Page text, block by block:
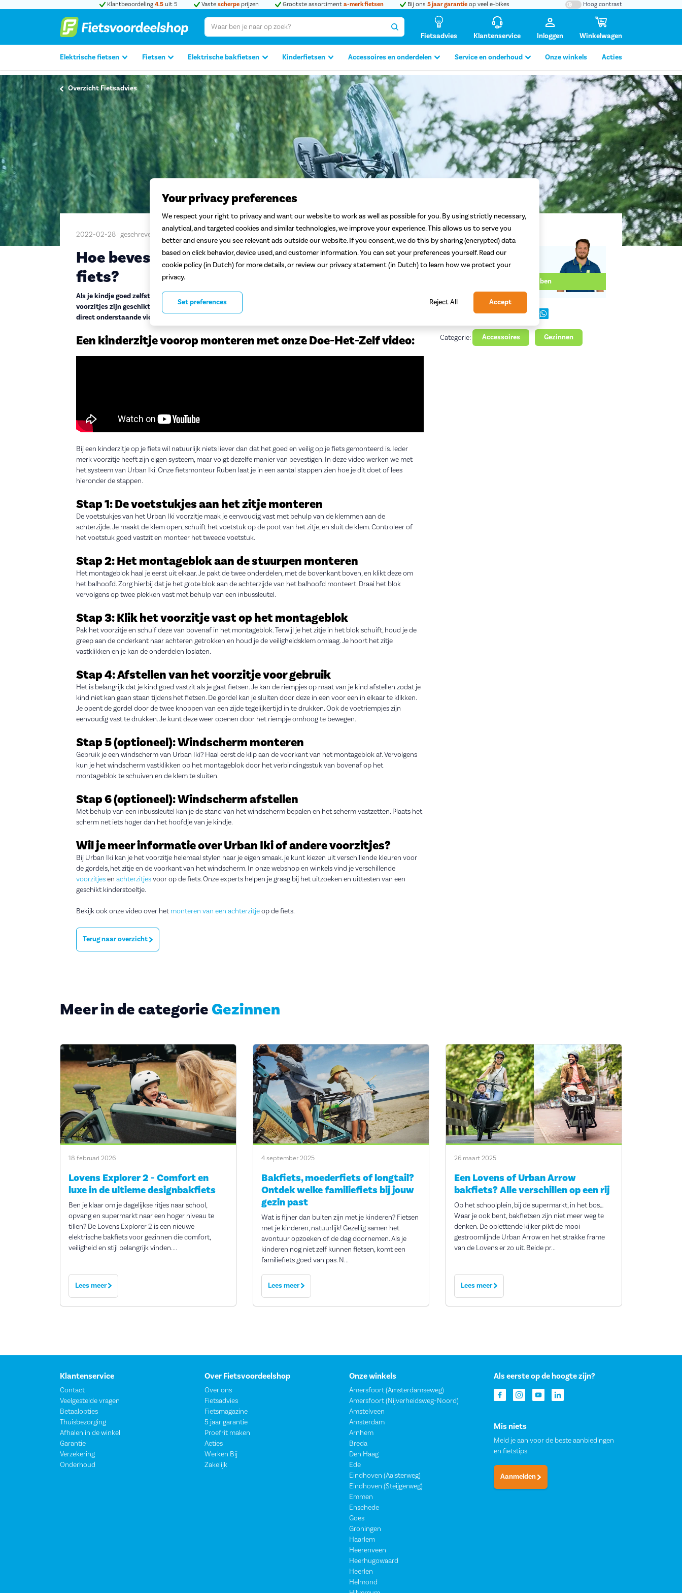
Klantbeoordeling 4.5 uit 5 Vaste scherpe prijzen Grootste assortiment a-merk fietsen Bij ons 5 jaar garantie op veel e-bikes Hoog contrast
Fietsadvies Klantenservice Inloggen Winkelwagen
Elektrische fietsen Fietsen Elektrische bakfietsen Kinderfietsen Accessoires en onderdelen Service en onderhoud Onze winkels Acties
Overzicht Fietsadvies
2022-02-28 · geschreven door Ruben
Hoe bevestig je een fietsstoeltje voorop je
fiets?
Als je kindje goed zelfstandig kan zitten, dan mag je kindje ook mee in een voorzitje op de fiets. De meeste
voorzitjes zijn geschikt voor kinderen van 9 maanden tot 3 jaar (15 kg). Lees hier ons stappenplan of bekijk
direct onderstaande video om gemakkelijk zelf een fietszitje voorop te monteren.
Een kinderzitje voorop monteren met onze Doe-Het-Zelf video:
Bij een kinderzitje op je fiets wil natuurlijk niets liever dan dat het goed en veilig op je fiets gemonteerd is. Ieder
merk voorzitje heeft zijn eigen systeem, maar volgt dezelfe manier van bevestigen. In deze video werken we met
het systeem van Urban Iki. Onze fietsmonteur Ruben laat je in een aantal stappen zien hoe je dit doet of lees
hieronder de stappen.
Stap 1: De voetstukjes aan het zitje monteren
De voetstukjes van het Urban Iki voorzitje maak je eenvoudig vast met behulp van de klemmen aan de
achterzijde. Je maakt de klem open, schuift het voetstuk op de poot van het zitje, en sluit de klem. Controleer of
het voetstuk goed vastzit en monteer het tweede voetstuk.
Stap 2: Het montageblok aan de stuurpen monteren
Het montageblok haal je eerst uit elkaar. Je pakt de twee onderdelen, met de bovenkant boven, en klikt deze om
het balhoofd. Zorg hierbij dat je het grote blok aan de achterzijde van het balhoofd monteert. Draai het blok
vervolgens op twee plekken vast met behulp van een inbussleutel.
Stap 3: Klik het voorzitje vast op het montageblok
Pak het voorzitje en schuif deze van bovenaf in het montageblok. Terwijl je het zitje in het blok schuift, houd je de
greep aan de onderkant naar achteren getrokken en houd je de veiligheidsklem omlaag. Je hoort het zitje
vastklikken en je kan de onderdelen loslaten.
Stap 4: Afstellen van het voorzitje voor gebruik
Het is belangrijk dat je kind goed vastzit als je gaat fietsen. Je kan de riempjes op maat van je kind afstellen zodat je
kind niet kan gaan staan tijdens het fietsen. De gordel kan je sluiten door deze in een voor een in elkaar te klikken.
Je opent de gordel door de twee knoppen van een zijde tegelijkertijd in te drukken. Ook de voetriempjes zijn
eenvoudig vast te drukken. Je kunt deze weer openen door het riempje omhoog te bewegen.
Stap 5 (optioneel): Windscherm monteren
Gebruik je een windscherm van Urban Iki? Haal eerst de klip aan de voorkant van het montageblok af. Vervolgens
kun je het windscherm vastklikken op het montageblok door het verbindingsstuk van bovenaf op het
montageblok te schuiven en de klem te sluiten.
Stap 6 (optioneel): Windscherm afstellen
Met behulp van een inbussleutel kan je de stand van het windscherm bepalen en het scherm vastzetten. Plaats het
scherm net iets hoger dan het hoofdje van je kindje.
Wil je meer informatie over Urban Iki of andere voorzitjes?
Bij Urban Iki kan je het voorzitje helemaal stylen naar je eigen smaak. je kunt kiezen uit verschillende kleuren voor
de gordels, het zitje en de voorkant van het windscherm. In onze webshop en winkels vind je verschillende
voorzitjesen achterzitjesvoor op de fiets. Onze experts helpen je graag bij het uitzoeken en uittesten van een
geschikt kinderstoeltje.
Bekijk ook onze video over hetmonteren van een achterzitjeop de fiets.
Terug naar overzicht
Geschreven door:
Ruben
Deel dit bericht:
Categorie: Accessoires Gezinnen
Meer in de categorieGezinnen
18 februari 2026
Lovens Explorer 2 - Comfort en
luxe in de ultieme designbakfiets
Ben je klaar om je dagelijkse ritjes naar school,
opvang en supermarkt naar een hoger niveau te
tillen? De Lovens Explorer 2 is een nieuwe
elektrische bakfiets voor gezinnen die comfort,
veiligheid en stijl belangrijk vinden....
Lees meer
4 september 2025
Bakfiets, moederfiets of longtail?
Ontdek welke familiefiets bij jouw
gezin past
Wat is fijner dan buiten zijn met je kinderen? Fietsen
met je kinderen, natuurlijk! Gezellig samen het
avontuur opzoeken of de dag doornemen. Als je
kinderen nog niet zelf kunnen fietsen, komt een
familiefiets goed van pas. N...
Lees meer
26 maart 2025
Een Lovens of Urban Arrow
bakfiets? Alle verschillen op een rij
Op het schoolplein, bij de supermarkt, in het bos…
Waar je ook bent, bakfietsen zijn niet meer weg te
denken. De oplettende kijker pikt de mooi
gestroomlijnde Urban Arrow en het strakke frame
van de Lovens er zo uit. Beide pr...
Lees meer
Klantenservice
Contact
Veelgestelde vragen
Betaalopties
Thuisbezorging
Afhalen in de winkel
Garantie
Verzekering
Onderhoud
Over Fietsvoordeelshop
Over ons
Fietsadvies
Fietsmagazine
5 jaar garantie
Proefrit maken
Acties
Werken Bij
Zakelijk
Onze winkels
Amersfoort (Amsterdamseweg)
Amersfoort (Nijverheidsweg-Noord)
Amstelveen
Amsterdam
Arnhem
Breda
Den Haag
Ede
Eindhoven (Aalsterweg)
Eindhoven (Steijgerweg)
Emmen
Enschede
Goes
Groningen
Haarlem
Heerenveen
Heerhugowaard
Heerlen
Helmond
Als eerste op de hoogte zijn?
Mis niets
Meld je aan voor de beste aanbiedingen
en fietstips
Aanmelden
Your privacy preferences
We respect your right to privacy and want our website to work as well as possible for you. By using strictly necessary,
analytical, and targeted cookies and similar technologies, we improve your experience. This allows us to serve you
better and ensure you see relevant ads outside our website. If you consent, we do this by sharing (encrypted) data
based on click behavior, device used, and customer information. You can set your preferences yourself. Read our
cookie policy (in Dutch) for more details, or review our privacy statement (in Dutch) to learn how we protect your
privacy.
Reject All Accept
Set preferences